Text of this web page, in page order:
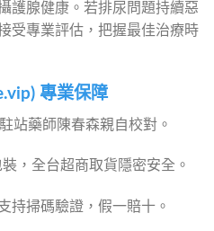
護腺健康。若排尿問題持續惡
受專業評估，把握最佳治療時
專業保障
站藥師陳春森親自校對。
，全台超商取貨隱密安全。
持掃碼驗證，假一賠十。